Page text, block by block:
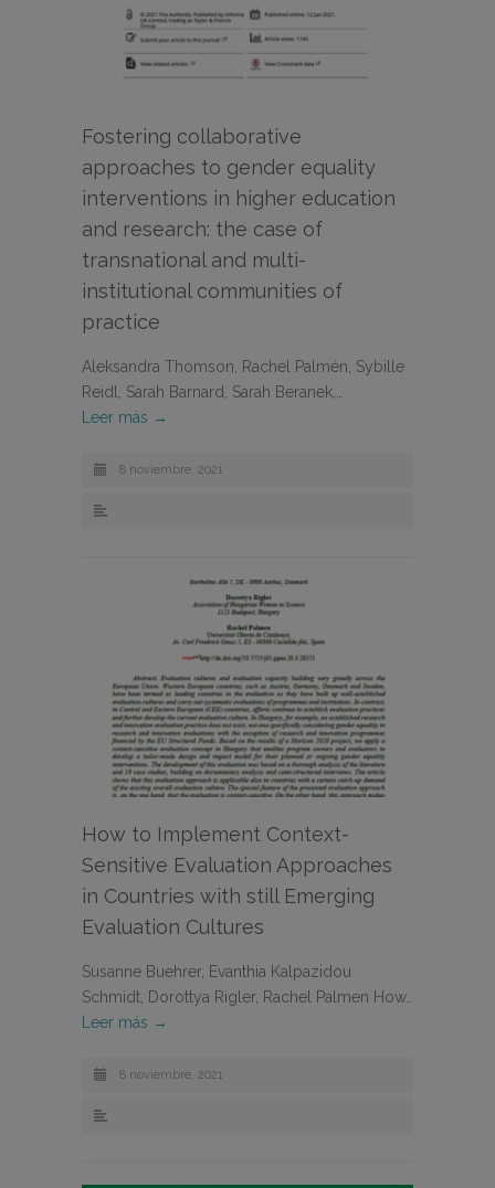
Fostering collaborative
approaches to gender equality
interventions in higher education
and research: the case of
transnational and multi-
institutional communities of
practice
Aleksandra Thomson, Rachel Palmén, Sybille
Reidl, Sarah Barnard, Sarah Beranek,…
Leer más →
8 noviembre, 2021
How to Implement Context-
Sensitive Evaluation Approaches
in Countries with still Emerging
Evaluation Cultures
Susanne Buehrer, Evanthia Kalpazidou
Schmidt, Dorottya Rigler, Rachel Palmen How…
Leer más →
8 noviembre, 2021